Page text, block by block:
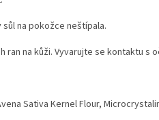
na pokožce neštípala.
na kůži. Vyvarujte se kontaktu s
Sativa Kernel Flour,